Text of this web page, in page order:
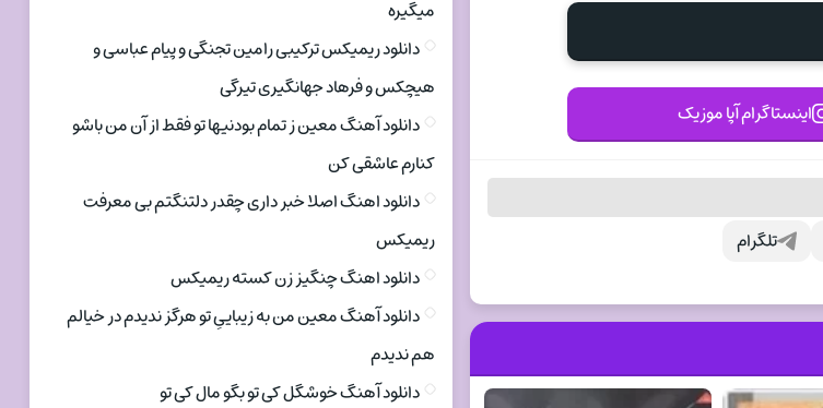
اینستاگرام آپا موزیک
تلگرام
میگیره
دانلود ریمیکس ترکیبی رامین تجنگی و پیام عباسی و
هیچکس و فرهاد جهانگیری تیرگی
دانلود آهنگ معین ز تمام بودنیها تو فقط از آن من باشو
کنارم عاشقی کن
دانلود اهنگ اصلا خبر داری چقدر دلتنگتم بی معرفت
ریمیکس
دانلود اهنگ چنگیز زن کسته ریمیکس
دانلود آهنگ معین من به زیباییِ تو هرگز ندیدم در خیالم
هم ندیدم
دانلود آهنگ خوشگل کی تو بگو مال کی تو